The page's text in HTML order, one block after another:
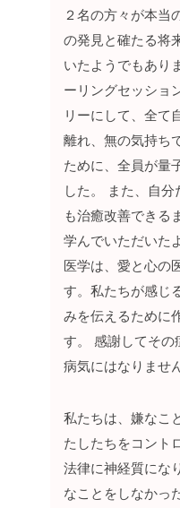
２名の方々が本当
の発見と確たる将
いたようでもあり
ーリングセッショ
リーにして、全て
離れ、無の気持ち
ために、全員が量
した。
また、自
も治癒改善できる
学んでいただいた
医学は、愛と心の
す。私たちが感じ
みを伝えるために
す。
感謝してその
病気にはなりません
私たちは、嫌なこ
たしたちをコント
法律に神経質にな
なことをしなかっ